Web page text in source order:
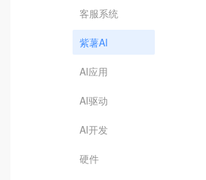
客服系统
紫薯AI
AI应用
AI驱动
AI开发
硬件